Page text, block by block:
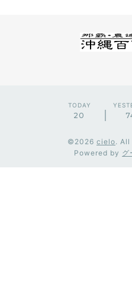
TODAY
20
©2026 cielo. All
Powered by グ